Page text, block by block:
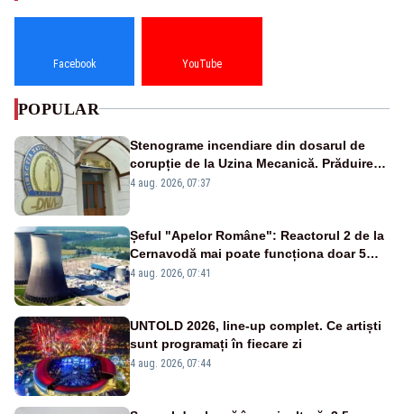
Facebook YouTube
POPULAR
Stenograme incendiare din dosarul de
corupție de la Uzina Mecanică. Prăduirea
banilor din programul SAFE, interceptată
4 aug. 2026, 07:37
Șeful "Apelor Române": Reactorul 2 de la
Cernavodă mai poate funcționa doar 5
zile
4 aug. 2026, 07:41
UNTOLD 2026, line-up complet. Ce artiști
sunt programați în fiecare zi
4 aug. 2026, 07:44